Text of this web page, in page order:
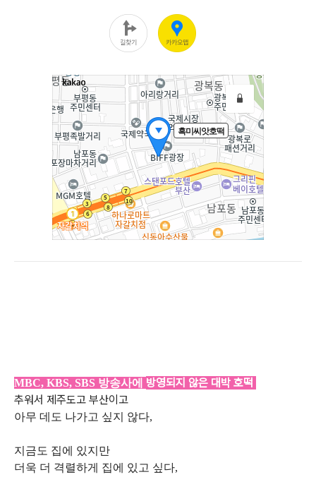
MBC, KBS, SBS 방송사에 방영되지 않은 대박 호떡
추워서 제주도고 부산이고
아무 데도 나가고 싶지 않다,
지금도 집에 있지만
더욱 더 격렬하게 집에 있고 싶다,